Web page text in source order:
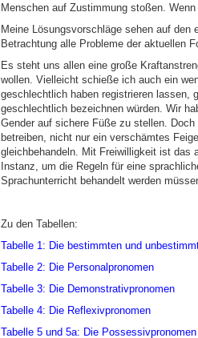
Menschen auf Zustimmung stoßen.
Meine Lösungsvorschläge sehen auf
Betrachtung alle Probleme der aktuellen
Es steht uns allen eine große
wollen. Vielleicht schieße ich auch ein
geschlechtlich haben registrieren lassen,
geschlechtlich bezeichnen würden. Wir
Gender auf sichere Füße zu stellen.
betreiben, nicht nur ein verschämtes
gleichbehandeln. Mit Freiwilligkeit ist das
Instanz, um die Regeln für eine
Sprachunterricht behandelt werden
Zu den Tabellen:
Tabelle 1: Die bestimmten und
Tabelle 2: Die Personalpronomen
Tabelle 3: Die Demonstrativpronomen
Tabelle 4: Die Reflexivpronomen
Tabelle 5 und 5a: Die Possessivpronomen